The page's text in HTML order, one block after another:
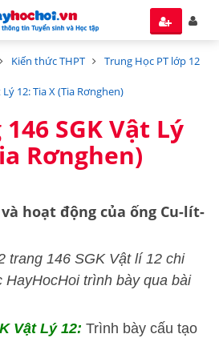
Kiến thức THPT
Trung Học PT lớp 12
12: Tia X (Tia Rơnghen)
SGK Vật Lý
Rơnghen)
hoạt động của ống Cu-lít-
trang 146 SGK Vật lí 12 chi
HayHocHoi trình bày qua bài
Vật Lý 12: Trình bày cấu tạo